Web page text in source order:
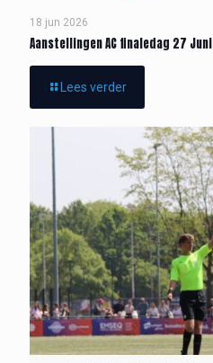
18 jun 2026
Aanstellingen AC finaledag 27 Juni
Lees verder